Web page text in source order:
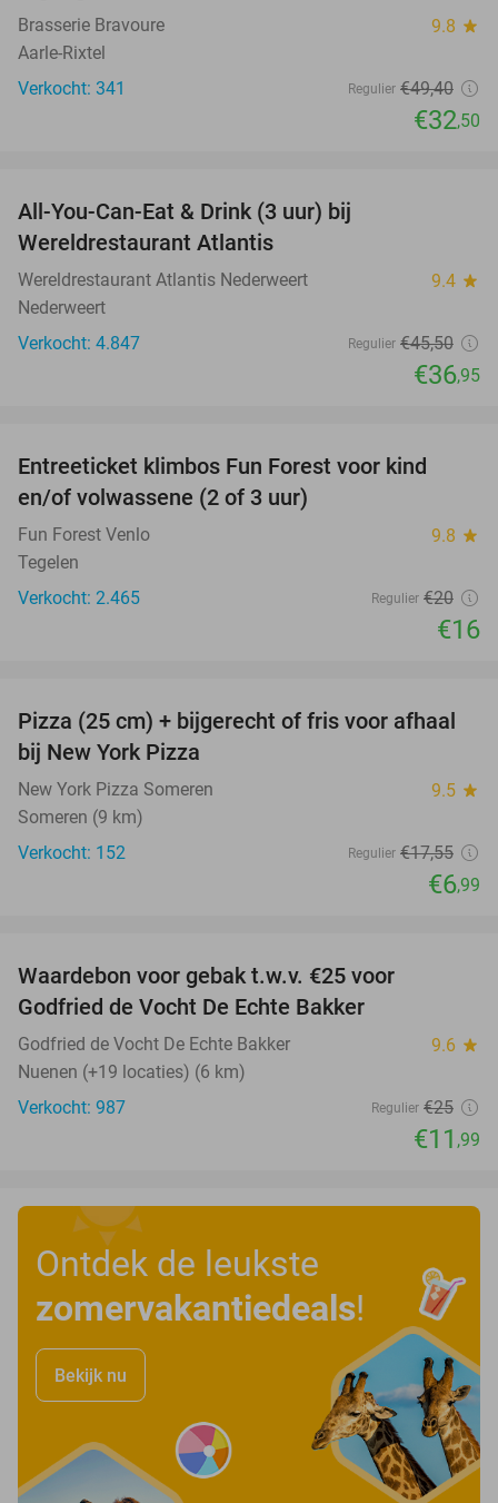
Brasserie Bravoure 9.8 star
Aarle-Rixtel
Verkocht: 341
Regulier €49,40
€32,50
All-You-Can-Eat & Drink (3 uur) bij
Wereldrestaurant Atlantis
Wereldrestaurant Atlantis Nederweert 9.4 star
Nederweert
Verkocht: 4.847
Regulier €45,50
€36,95
Entreeticket klimbos Fun Forest voor kind
en/of volwassene (2 of 3 uur)
Fun Forest Venlo 9.8 star
Tegelen
Verkocht: 2.465
Regulier €20
€16
60%
Pizza (25 cm) + bijgerecht of fris voor afhaal
bij New York Pizza
New York Pizza Someren 9.5 star
Someren (9 km)
Verkocht: 152
Regulier €17,55
€6,99
Waardebon voor gebak t.w.v. €25 voor
Godfried de Vocht De Echte Bakker
Godfried de Vocht De Echte Bakker 9.6 star
Nuenen (+19 locaties) (6 km)
Verkocht: 987
Regulier €25
€11 ,99
Ontdek de leukste
zomervakantiedeals!
Bekijk nu